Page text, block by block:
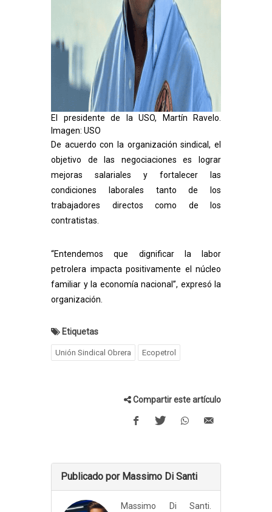
El presidente de la USO, Martín Ravelo.
Imagen: USO
De acuerdo con la organización sindical, el
objetivo de las negociaciones es lograr
mejoras salariales y fortalecer las
condiciones laborales tanto de los
trabajadores directos como de los
contratistas.
“Entendemos que dignificar la labor
petrolera impacta positivamente el núcleo
familiar y la economía nacional”, expresó la
organización.
Etiquetas
Unión Sindical Obrera Ecopetrol
Compartir este artículo
Publicado por Massimo Di Santi
Massimo Di Santi.